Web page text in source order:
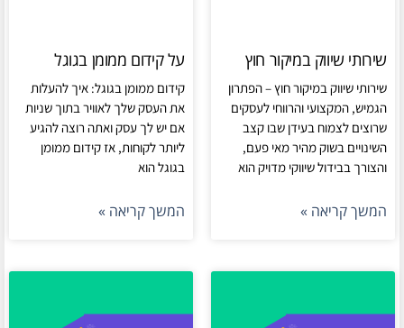
שירותי שיווק במיקור חוץ
שירותי שיווק במיקור חוץ – הפתרון
הגמיש, המקצועי והרווחי לעסקים
שרוצים לצמוח בעידן שבו קצב
השינויים בשוק מהיר מאי פעם,
והצורך בבידול שיווקי מדויק הוא
המשך קריאה »
על קידום ממומן בגוגל
קידום ממומן בגוגל: איך להעלות
את העסק שלך לאוויר בתוך שניות
אם יש לך עסק ואתה רוצה להגיע
ליותר לקוחות, אז קידום ממומן
בגוגל הוא
המשך קריאה »